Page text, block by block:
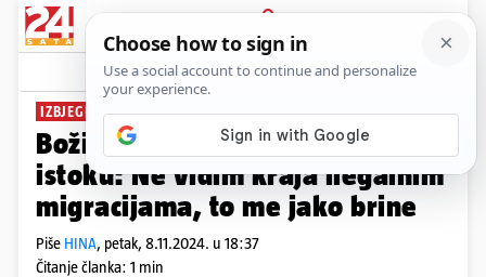
PRIJAVA
News Komentari
IZBJEGLICE PREMA EUROPI
Božinović o krizi na Bliskom
istoku: Ne vidim kraja ilegalnim
migracijama, to me jako brine
Piše HINA, petak, 8.11.2024. u 18:37
Čitanje članka: 1 min